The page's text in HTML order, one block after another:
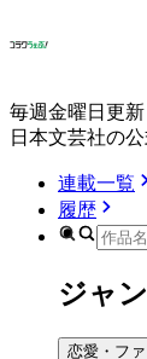
毎週金曜日更
日本文芸社の
連載一覧
履歴
ジャ
恋愛・フ